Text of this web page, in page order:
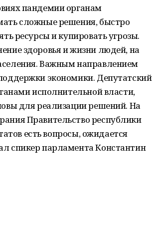
пандемии органам
сложные решения, быстро
ресурсы и купировать угрозы.
здоровья и жизни людей, на
Важным направлением
экономики. Депутатский
исполнительной власти,
для реализации решений. На
Правительство республики
есть вопросы, ожидается
спикер парламента Константин